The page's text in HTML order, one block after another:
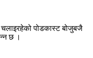
चलाइरहेको पोडकास्ट बोजुबजै
छ ।